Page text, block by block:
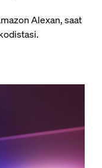
Alexan, saat